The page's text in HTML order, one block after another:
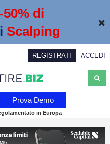
-50% di
Scalping
REGISTRATI ACCEDI
Prova Demo
in Europa